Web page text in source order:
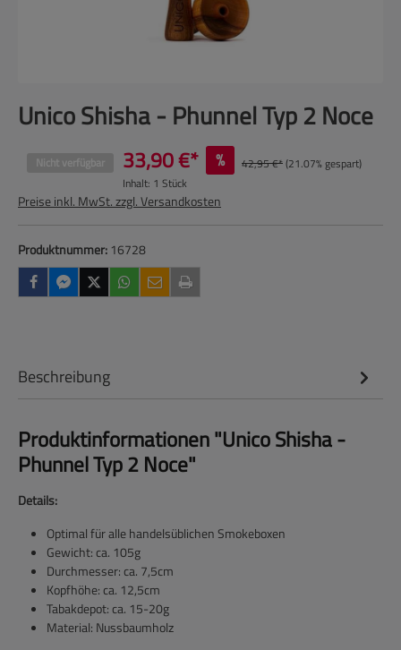
Unico Shisha - Phunnel Typ 2 Noce
Nicht verfügbar 33,90 €* % 42,95 €*(21.07% gespart)
Inhalt: 1 Stück
Preise inkl. MwSt. zzgl. Versandkosten
Produktnummer: 16728
Beschreibung
Produktinformationen "Unico Shisha -
Phunnel Typ 2 Noce"
Details:
Optimal für alle handelsüblichen Smokeboxen
Gewicht: ca. 105g
Durchmesser: ca. 7,5cm
Kopfhöhe: ca. 12,5cm
Tabakdepot: ca. 15-20g
Material: Nussbaumholz